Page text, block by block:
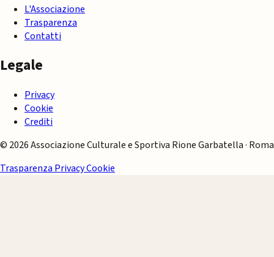
L'Associazione
Trasparenza
Contatti
Legale
Privacy
Cookie
Crediti
© 2026 Associazione Culturale e Sportiva Rione Garbatella · Roma
Trasparenza PrivacyCookie